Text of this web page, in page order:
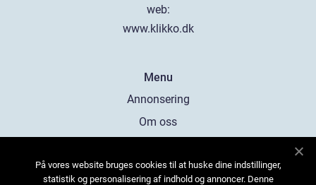
web:
www.klikko.dk
Menu
Annonsering
Om oss
Kontakta oss
På vores website bruges cookies til at huske dine indstillinger,
statistik og personalisering af indhold og annoncer. Denne